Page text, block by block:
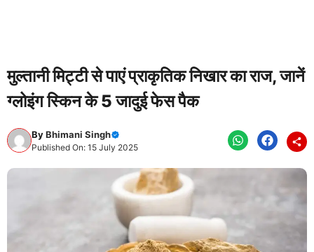
मुल्तानी मिट्टी से पाएं प्राकृतिक निखार का राज, जानें
ग्लोइंग स्किन के 5 जादुई फेस पैक
ByBhimani Singh
Published On: 15 July 2025